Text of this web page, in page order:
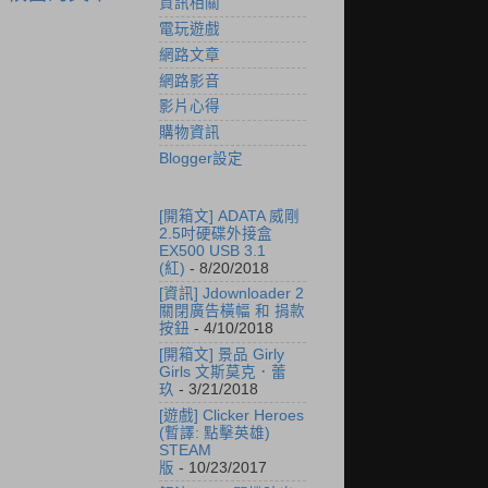
電玩遊戲
網路文章
網路影音
影片心得
購物資訊
Blogger設定
[開箱文] ADATA 威剛
2.5吋硬碟外接盒
EX500 USB 3.1
(紅) - 8/20/2018
[資訊] Jdownloader 2
關閉廣告橫幅 和 捐款
按鈕 - 4/10/2018
[開箱文] 景品 Girly
Girls 文斯莫克．蕾
玖 - 3/21/2018
[遊戲] Clicker Heroes
(暫譯: 點擊英雄)
STEAM
版 - 10/23/2017